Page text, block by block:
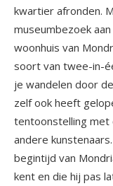
kwartier afronden.
museumbezoek
woonhuis van
soort van twee-in-
je wandelen door
zelf ook heeft
tentoonstelling met
andere
begintijd van
kent en die hij pas